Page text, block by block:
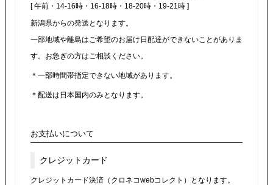
[ 午前・14-16時・16-18時・18-20時・19-21時 ]
新潟県からの発送となります。
一部地域や離島はご希望のお届け日配達ができないことがありま
す。お急ぎの方はご相談ください。
＊一部時間帯指定できない地域があります。
＊配送は日本国内のみとなります。
お支払いについて
クレジットカード
クレジットカード決済（クロネコwebコレクト）となります。